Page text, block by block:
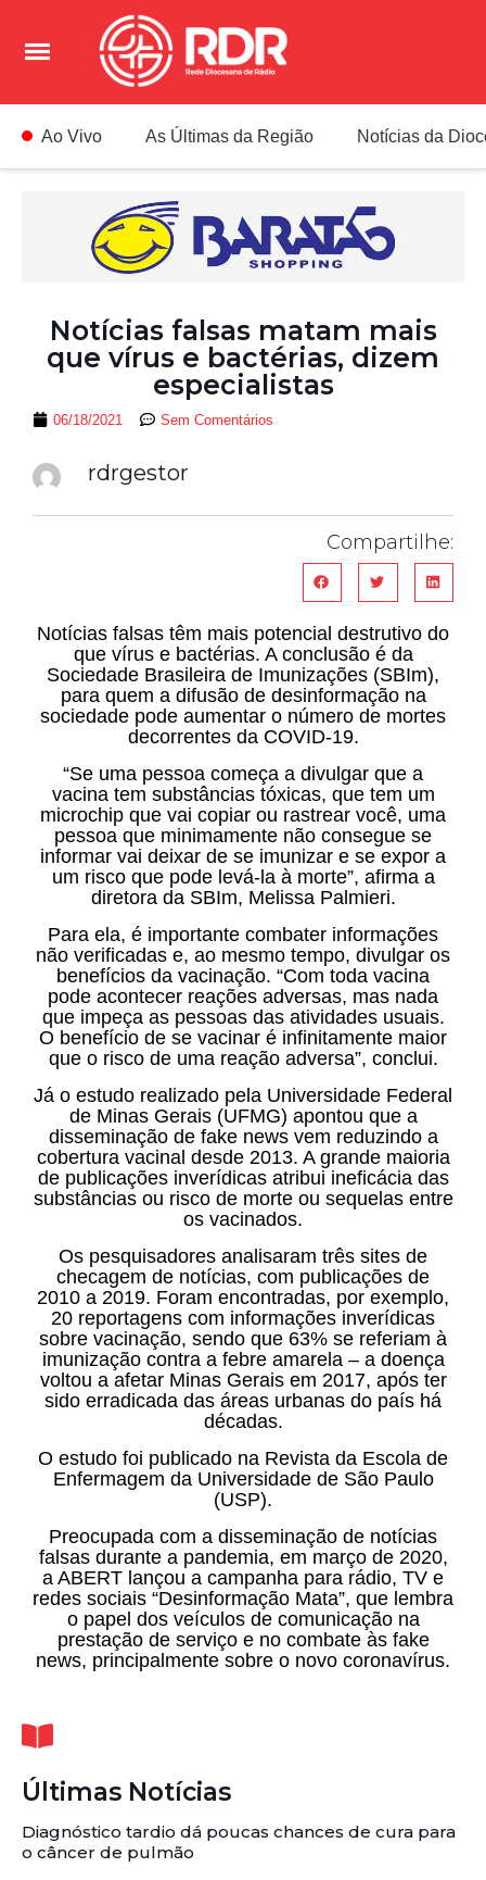
Ao Vivo As Últimas da Região Notícias da
Notícias falsas matam mais
que vírus e bactérias, dizem
especialistas
06/18/2021 Sem Comentários
rdrgestor
Compartilhe:
Notícias falsas têm mais potencial destrutivo do
que vírus e bactérias. A conclusão é da
Sociedade Brasileira de Imunizações (SBIm),
para quem a difusão de desinformação na
sociedade pode aumentar o número de mortes
decorrentes da COVID-19.
“Se uma pessoa começa a divulgar que a
vacina tem substâncias tóxicas, que tem um
microchip que vai copiar ou rastrear você, uma
pessoa que minimamente não consegue se
informar vai deixar de se imunizar e se expor a
um risco que pode levá-la à morte”, afirma a
diretora da SBIm, Melissa Palmieri.
Para ela, é importante combater informações
não verificadas e, ao mesmo tempo, divulgar os
benefícios da vacinação. “Com toda vacina
pode acontecer reações adversas, mas nada
que impeça as pessoas das atividades usuais.
O benefício de se vacinar é infinitamente maior
que o risco de uma reação adversa”, conclui.
Já o estudo realizado pela Universidade Federal
de Minas Gerais (UFMG) apontou que a
disseminação de fake news vem reduzindo a
cobertura vacinal desde 2013. A grande maioria
de publicações inverídicas atribui ineficácia das
substâncias ou risco de morte ou sequelas entre
os vacinados.
Os pesquisadores analisaram três sites de
checagem de notícias, com publicações de
2010 a 2019. Foram encontradas, por exemplo,
20 reportagens com informações inverídicas
sobre vacinação, sendo que 63% se referiam à
imunização contra a febre amarela – a doença
voltou a afetar Minas Gerais em 2017, após ter
sido erradicada das áreas urbanas do país há
décadas.
O estudo foi publicado na Revista da Escola de
Enfermagem da Universidade de São Paulo
(USP).
Preocupada com a disseminação de notícias
falsas durante a pandemia, em março de 2020,
a ABERT lançou a campanha para rádio, TV e
redes sociais “Desinformação Mata”, que lembra
o papel dos veículos de comunicação na
prestação de serviço e no combate às fake
news, principalmente sobre o novo coronavírus.
Últimas Notícias
Diagnóstico tardio dá poucas chances de cura para
o câncer de pulmão